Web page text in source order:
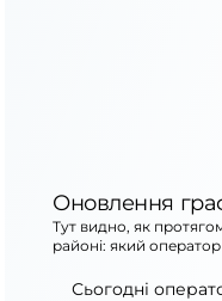
Оновлення
Тут видно, як
районі: який
Сьогодні